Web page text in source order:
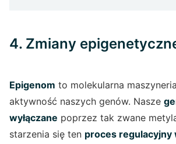
4. Zmiany
Epigenom to molekularna
aktywność naszych genów. Nasze
wyłączane poprzez tak zwane
starzenia się ten proces regulacyjny